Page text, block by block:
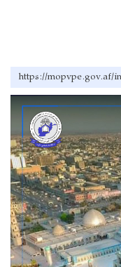
https://mopvpe.gov.af/